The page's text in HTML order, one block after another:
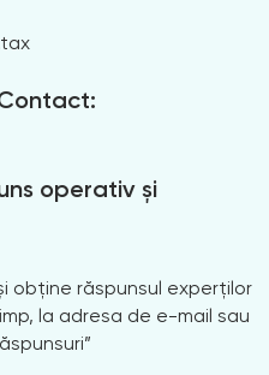
operativ și
obține răspunsul experților
la adresa de e-mail sau